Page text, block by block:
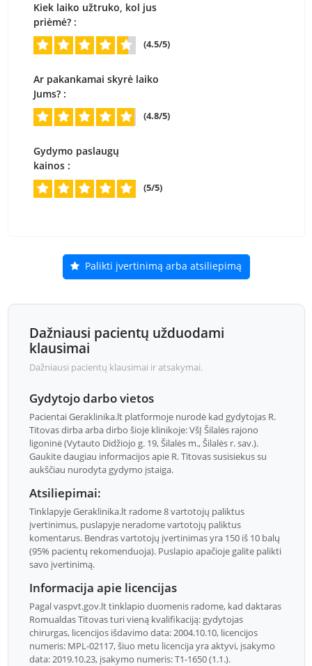
Kiek laiko užtruko, kol jus
priėmė? :
(4.5/5)
Ar pakankamai skyrė laiko
Jums? :
(4.8/5)
Gydymo paslaugų
kainos :
(5/5)
Palikti įvertinimą arba atsiliepimą
Dažniausi pacientų užduodami
klausimai
Dažniausi pacientų klausimai ir atsakymai.
Gydytojo darbo vietos
Pacientai Geraklinika.lt platformoje nurodė kad gydytojas R.
Titovas dirba arba dirbo šioje klinikoje: VšĮ Šilalės rajono
ligoninė (Vytauto Didžiojo g. 19, Šilalės m., Šilalės r. sav.).
Gaukite daugiau informacijos apie R. Titovas susisiekus su
aukščiau nurodyta gydymo įstaiga.
Atsiliepimai:
Tinklapyje Geraklinika.lt radome 8 vartotojų paliktus
įvertinimus, puslapyje neradome vartotojų paliktus
komentarus. Bendras vartotojų įvertinimas yra 150 iš 10 balų
(95% pacientų rekomenduoja). Puslapio apačioje galite palikti
savo įvertinimą.
Informacija apie licencijas
Pagal vaspvt.gov.lt tinklapio duomenis radome, kad daktaras
Romualdas Titovas turi vieną kvalifikaciją: gydytojas
chirurgas, licencijos išdavimo data: 2004.10.10, licencijos
numeris: MPL-02117, šiuo metu licencija yra aktyvi, įsakymo
data: 2019.10.23, įsakymo numeris: T1-1650 (1.1.).